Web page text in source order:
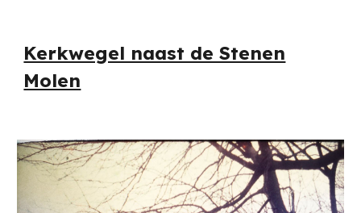
Kerkwegel naast de Stenen
Molen